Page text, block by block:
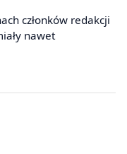
członków redakcji
nawet